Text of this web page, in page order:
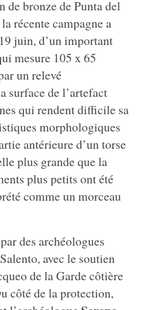
de bronze de Punta del
récente campagne a
juin, d’un important
mesure 105 x 65
un relevé
surface de l’artefact
qui rendent difficile sa
morphologiques
antérieure d’un torse
plus grande que la
plus petits ont été
comme un morceau
des archéologues
avec le soutien
de la Garde côtière
côté de la protection,